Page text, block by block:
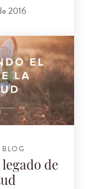
2016
BLOG
de